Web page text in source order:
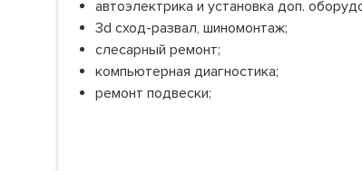
автоэлектрика и установка доп.
3d сход-развал, шиномонтаж;
слесарный ремонт;
компьютерная диагностика;
ремонт подвески;